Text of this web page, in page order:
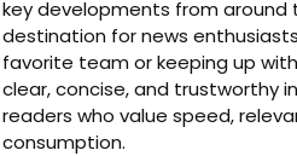
key developments from
destination for news
favorite team or keeping up
clear, concise, and trustworthy
readers who value speed,
consumption.